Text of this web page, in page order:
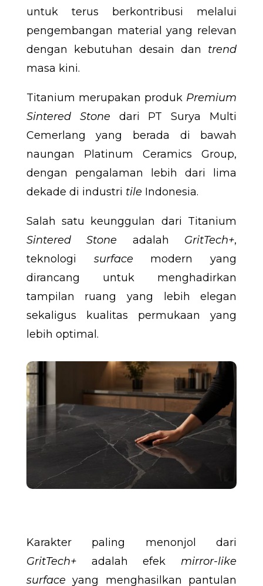
untuk terus berkontribusi melalui
pengembangan material yang relevan
dengan kebutuhan desain dan trend
masa kini.
Titanium merupakan produk Premium
Sintered Stone dari PT Surya Multi
Cemerlang yang berada di bawah
naungan Platinum Ceramics Group,
dengan pengalaman lebih dari lima
dekade di industri tile Indonesia.
Salah satu keunggulan dari Titanium
Sintered Stone adalah GritTech+,
teknologi surface modern yang
dirancang untuk menghadirkan
tampilan ruang yang lebih elegan
sekaligus kualitas permukaan yang
lebih optimal.
Karakter paling menonjol dari
GritTech+ adalah efek mirror-like
surfaceyang menghasilkan pantulan